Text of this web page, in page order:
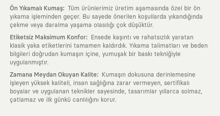
Ön Yıkamalı Kumaş: Tüm ürünlerimiz üretim aşamasında özel bir ön
yıkama işleminden geçer. Bu sayede önerilen koşullarda yıkandığında
çekme veya daralma yaşama olasılığı çok düşüktür.
Etiketsiz Maksimum Konfor:
Ensede kaşıntı ve rahatsızlık yaratan
klasik yaka etiketlerini tamamen kaldırdık. Yıkama talimatları ve beden
bilgileri doğrudan kumaşın içine, yumuşak bir baskı tekniğiyle
uygulanmıştır.
Zamana Meydan Okuyan Kalite:
Kumaşın dokusuna derinlemesine
işleyen yüksek kaliteli, insan sağlığına zarar vermeyen, sertifikalı
boyalar ve uygulanan teknikler sayesinde, tasarımlar yıllarca solmaz,
çatlamaz ve ilk günkü canlılığını korur.